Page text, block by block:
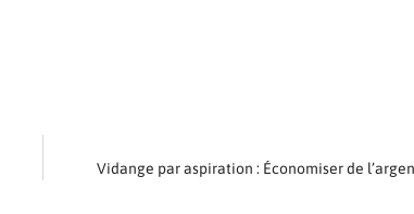
Vidange par aspiration : Économiser de